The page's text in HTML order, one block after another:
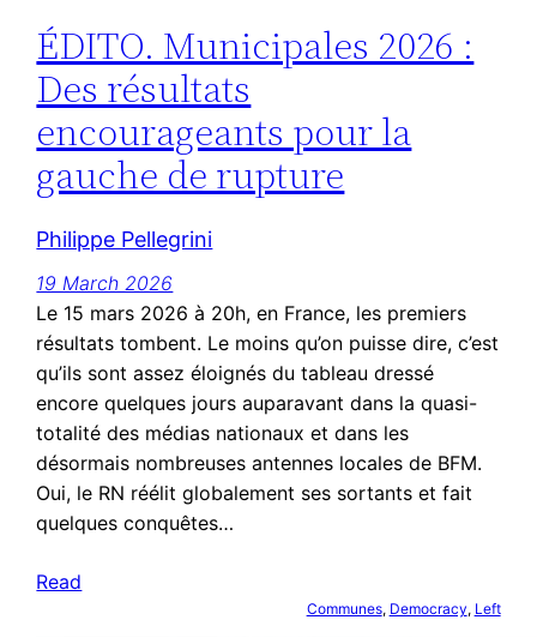
ÉDITO. Municipales 2026 :
Des résultats
encourageants pour la
gauche de rupture
Philippe Pellegrini
19 March 2026
Le 15 mars 2026 à 20h, en France, les premiers
résultats tombent. Le moins qu’on puisse dire, c’est
qu’ils sont assez éloignés du tableau dressé
encore quelques jours auparavant dans la quasi-
totalité des médias nationaux et dans les
désormais nombreuses antennes locales de BFM.
Oui, le RN réélit globalement ses sortants et fait
quelques conquêtes…
Read
Communes, Democracy, Left